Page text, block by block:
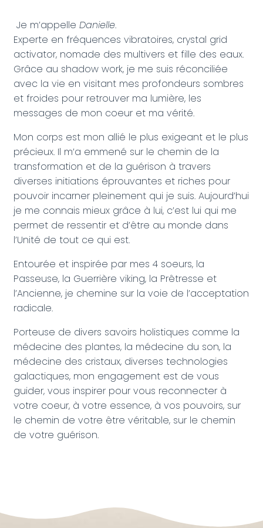
Je m’appelleDanielle.
Experte en fréquences vibratoires, crystal grid
activator, nomade des multivers et fille des eaux.
Grâce au shadow work, je me suis réconciliée
avec la vie en visitant mes profondeurs sombres
et froides pour retrouver ma lumière, les
messages de mon coeur et ma vérité.
Mon corps est mon allié le plus exigeant et le plus
précieux. Il m’a emmené sur le chemin de la
transformation et de la guérison à travers
diverses initiations éprouvantes et riches pour
pouvoir incarner pleinement qui je suis. Aujourd’hui
je me connais mieux grâce à lui, c’est lui qui me
permet de ressentir et d’être au monde dans
l’Unité de tout ce qui est.
Entourée et inspirée par mes 4 soeurs, la
Passeuse, la Guerrière viking, la Prêtresse et
l’Ancienne, je chemine sur la voie de l’acceptation
radicale.
Porteuse de divers savoirs holistiques comme la
médecine des plantes, la médecine du son, la
médecine des cristaux, diverses technologies
galactiques, mon engagement est de vous
guider, vous inspirer pour vous reconnecter à
votre coeur, à votre essence, à vos pouvoirs, sur
le chemin de votre être véritable, sur le chemin
de votre guérison.